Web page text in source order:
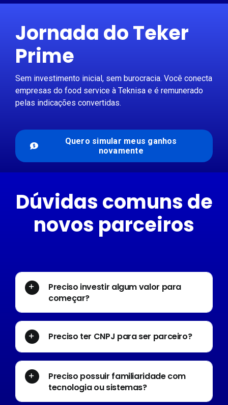
Jornada do Teker
Prime
Sem investimento inicial, sem burocracia. Você conecta
empresas do food service à Teknisa e é remunerado
pelas indicações convertidas.
Quero simular meus ganhos
novamente
Dúvidas comuns de
novos parceiros
Preciso investir algum valor para
começar?
Preciso ter CNPJ para ser parceiro?
Preciso possuir familiaridade com
tecnologia ou sistemas?